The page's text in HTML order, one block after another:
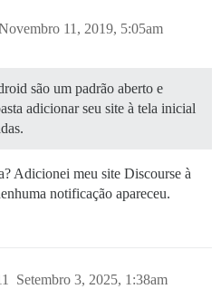
11, 2019, 5:05am
são um padrão aberto e
adicionar seu site à tela inicial
Adicionei meu site Discourse à
notificação apareceu.
Setembro 3, 2025, 1:38am